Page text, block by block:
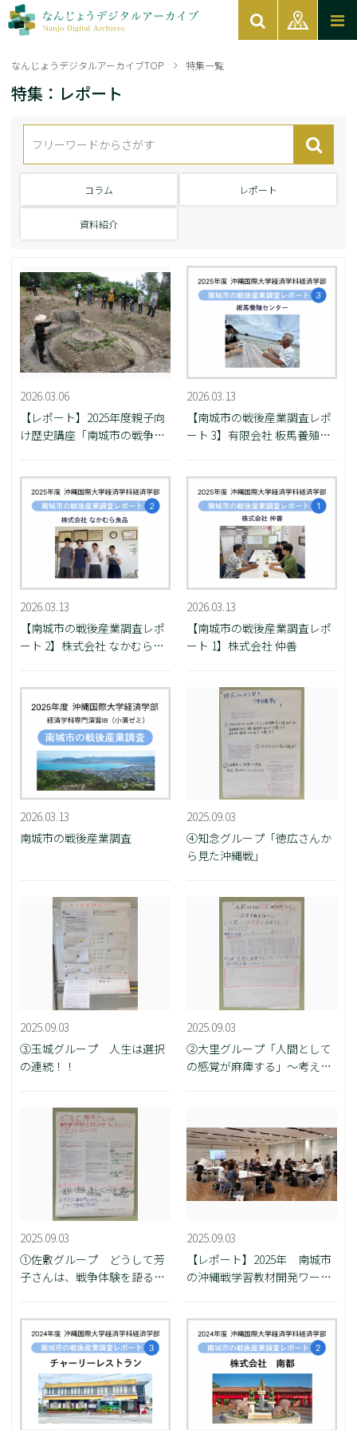
なんじょうデジタルアーカイブTOP 特集一覧
特集：レポート
コラム レポート
資料紹介
2026.03.06
【レポート】2025年度親子向
け歴史講座「南城市の戦争遺
2026.03.13
【南城市の戦後産業調査レポ
ート 3】有限会社 板馬養殖セ
2026.03.13
【南城市の戦後産業調査レポ
ート 2】株式会社 なかむら食
2026.03.13
【南城市の戦後産業調査レポ
ート 1】株式会社 仲善
2026.03.13
南城市の戦後産業調査
2025.09.03
④知念グループ「徳広さんか
ら見た沖縄戦」
2025.09.03
③玉城グループ 人生は選択
の連続！！
2025.09.03
②大里グループ「人間として
の感覚が麻痺する」～考えて
2025.09.03
①佐敷グループ どうして芳
子さんは、戦争体験を語るの
2025.09.03
【レポート】2025年 南城市
の沖縄戦学習教材開発ワーク